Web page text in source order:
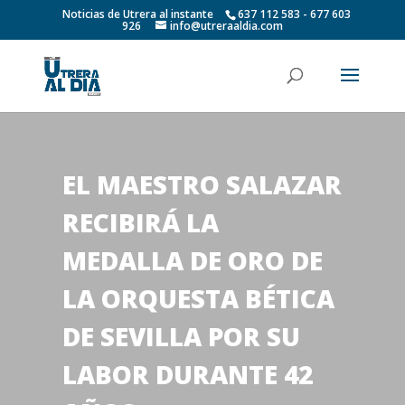
Noticias de Utrera al instante 637 112 583 - 677 603
926 info@utreraaldia.com
EL MAESTRO SALAZAR
RECIBIRÁ LA
MEDALLA DE ORO DE
LA ORQUESTA BÉTICA
DE SEVILLA POR SU
LABOR DURANTE 42